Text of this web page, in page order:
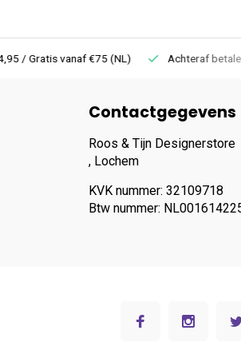
vanaf €75 (NL) Achteraf betalen via
Contactgegevens
Roos & Tijn Designerstore
, Lochem
KVK nummer: 32109718
Btw nummer: